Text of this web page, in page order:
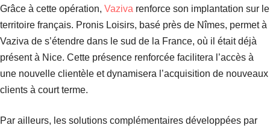
Grâce à cette opération, Vaziva renforce son implantation sur le
territoire français. Pronis Loisirs, basé près de Nîmes, permet à
Vaziva de s’étendre dans le sud de la France, où il était déjà
présent à Nice. Cette présence renforcée facilitera l’accès à
une nouvelle clientèle et dynamisera l’acquisition de nouveaux
clients à court terme.
Par ailleurs, les solutions complémentaires développées par